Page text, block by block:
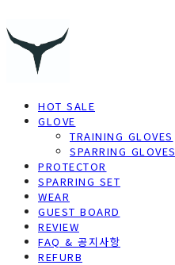
HOT SALE
GLOVE
TRAINING GLOVES
SPARRING GLOVES
PROTECTOR
SPARRING SET
WEAR
GUEST BOARD
REVIEW
FAQ & 공지사항
REFURB